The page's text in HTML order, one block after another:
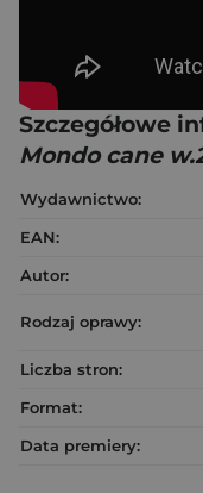
Szczegółowe
Mondo cane
Wydawnictwo:
EAN:
Autor:
Rodzaj oprawy:
Liczba stron:
Format:
Data premiery: